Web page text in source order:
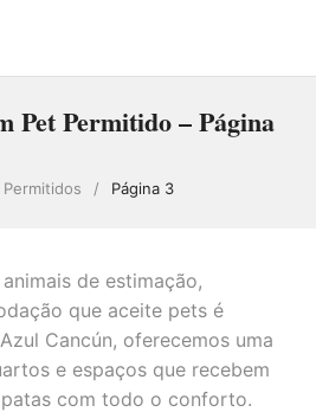
Pet Permitido – Página
Permitidos / Página 3
de estimação,
que aceite pets é
Cancún, oferecemos uma
e espaços que recebem
com todo o conforto.